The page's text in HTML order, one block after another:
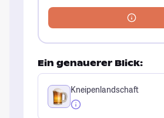
Ein genauerer Blick:
Kneipenlandschaft